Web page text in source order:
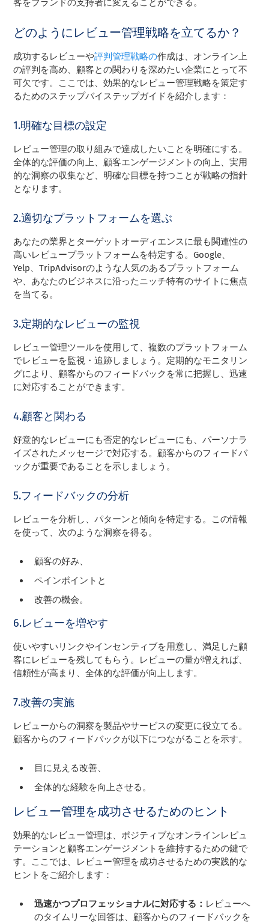
客をブランドの支持者に変えることができる。
どのようにレビュー管理戦略を立てるか？
成功するレビューや評判管理戦略の作成は、オンライン上
の評判を高め、顧客との関わりを深めたい企業にとって不
可欠です。ここでは、効果的なレビュー管理戦略を策定す
るためのステップバイステップガイドを紹介します：
1.明確な目標の設定
レビュー管理の取り組みで達成したいことを明確にする。
全体的な評価の向上、顧客エンゲージメントの向上、実用
的な洞察の収集など、明確な目標を持つことが戦略の指針
となります。
2.適切なプラットフォームを選ぶ
あなたの業界とターゲットオーディエンスに最も関連性の
高いレビュープラットフォームを特定する。Google、
Yelp、TripAdvisorのような人気のあるプラットフォーム
や、あなたのビジネスに沿ったニッチ特有のサイトに焦点
を当てる。
3.定期的なレビューの監視
レビュー管理ツールを使用して、複数のプラットフォーム
でレビューを監視・追跡しましょう。定期的なモニタリン
グにより、顧客からのフィードバックを常に把握し、迅速
に対応することができます。
4.顧客と関わる
好意的なレビューにも否定的なレビューにも、パーソナラ
イズされたメッセージで対応する。顧客からのフィードバ
ックが重要であることを示しましょう。
5.フィードバックの分析
レビューを分析し、パターンと傾向を特定する。この情報
を使って、次のような洞察を得る。
顧客の好み、
ペインポイントと
改善の機会。
6.レビューを増やす
使いやすいリンクやインセンティブを用意し、満足した顧
客にレビューを残してもらう。レビューの量が増えれば、
信頼性が高まり、全体的な評価が向上します。
7.改善の実施
レビューからの洞察を製品やサービスの変更に役立てる。
顧客からのフィードバックが以下につながることを示す。
目に見える改善、
全体的な経験を向上させる。
レビュー管理を成功させるためのヒント
効果的なレビュー管理は、ポジティブなオンラインレピュ
テーションと顧客エンゲージメントを維持するための鍵で
す。ここでは、レビュー管理を成功させるための実践的な
ヒントをご紹介します：
迅速かつプロフェッショナルに対応する： レビューへ
のタイムリーな回答は、顧客からのフィードバックを